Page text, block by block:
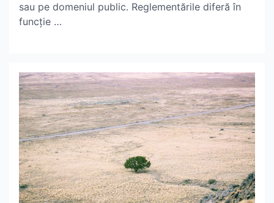
sau pe domeniul public. Reglementările diferă în
funcție …